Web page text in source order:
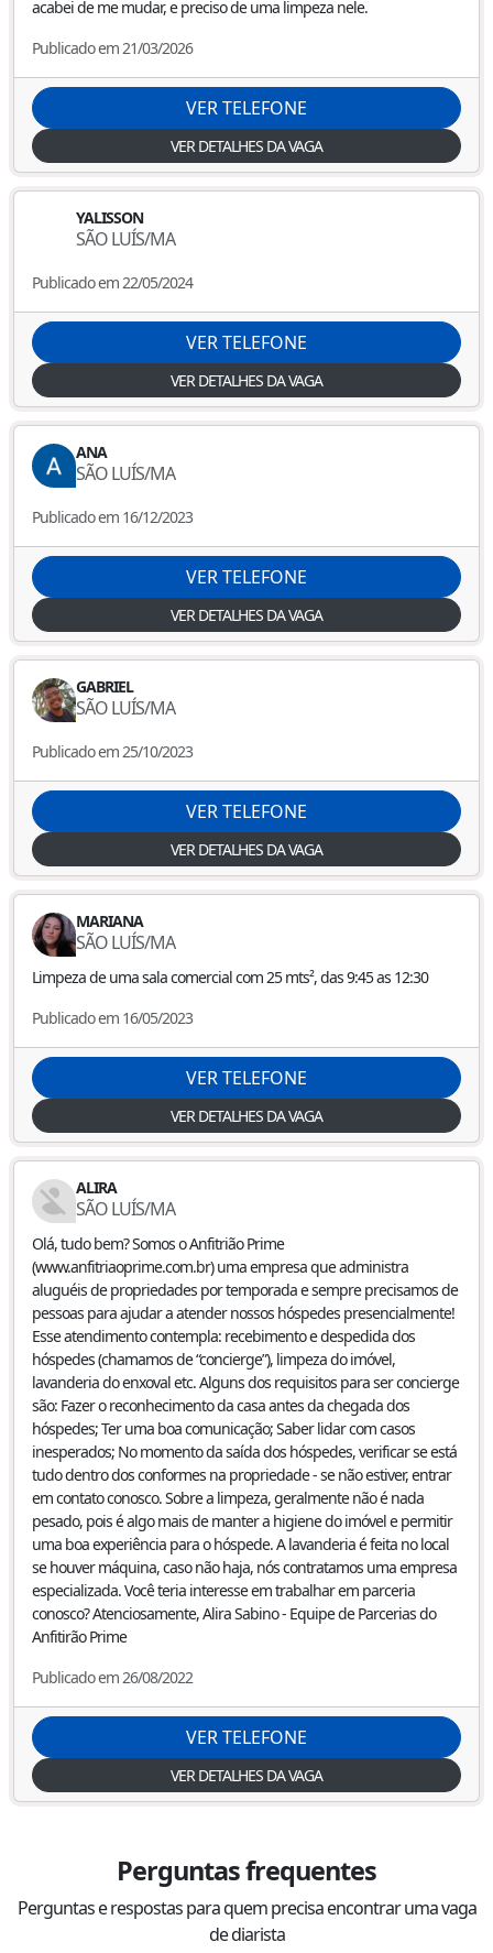
acabei de me mudar, e preciso de uma limpeza nele.
Publicado em 21/03/2026
VER TELEFONE
VER DETALHES DA VAGA
YALISSON
SÃO LUÍS/MA
Publicado em 22/05/2024
VER TELEFONE
VER DETALHES DA VAGA
ANA
SÃO LUÍS/MA
Publicado em 16/12/2023
VER TELEFONE
VER DETALHES DA VAGA
GABRIEL
SÃO LUÍS/MA
Publicado em 25/10/2023
VER TELEFONE
VER DETALHES DA VAGA
MARIANA
SÃO LUÍS/MA
Limpeza de uma sala comercial com 25 mts², das 9:45 as 12:30
Publicado em 16/05/2023
VER TELEFONE
VER DETALHES DA VAGA
ALIRA
SÃO LUÍS/MA
Olá, tudo bem? Somos o Anfitrião Prime
(www.anfitriaoprime.com.br) uma empresa que administra
aluguéis de propriedades por temporada e sempre precisamos de
pessoas para ajudar a atender nossos hóspedes presencialmente!
Esse atendimento contempla: recebimento e despedida dos
hóspedes (chamamos de “concierge”), limpeza do imóvel,
lavanderia do enxoval etc. Alguns dos requisitos para ser concierge
são: Fazer o reconhecimento da casa antes da chegada dos
hóspedes; Ter uma boa comunicação; Saber lidar com casos
inesperados; No momento da saída dos hóspedes, verificar se está
tudo dentro dos conformes na propriedade - se não estiver, entrar
em contato conosco. Sobre a limpeza, geralmente não é nada
pesado, pois é algo mais de manter a higiene do imóvel e permitir
uma boa experiência para o hóspede. A lavanderia é feita no local
se houver máquina, caso não haja, nós contratamos uma empresa
especializada. Você teria interesse em trabalhar em parceria
conosco? Atenciosamente, Alira Sabino - Equipe de Parcerias do
Anfitirão Prime
Publicado em 26/08/2022
VER TELEFONE
VER DETALHES DA VAGA
Perguntas frequentes
Perguntas e respostas para quem precisa encontrar uma vaga
de diarista